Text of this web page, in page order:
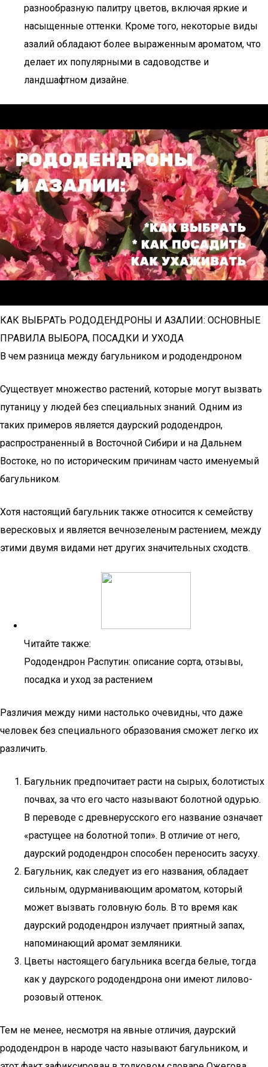
разнообразную палитру цветов, включая яркие и
насыщенные оттенки. Кроме того, некоторые виды
азалий обладают более выраженным ароматом, что
делает их популярными в садоводстве и
ландшафтном дизайне.
КАК ВЫБРАТЬ РОДОДЕНДРОНЫ И АЗАЛИИ: ОСНОВНЫЕ
ПРАВИЛА ВЫБОРА, ПОСАДКИ И УХОДА
В чем разница между багульником и рододендроном
Существует множество растений, которые могут вызвать
путаницу у людей без специальных знаний. Одним из
таких примеров является даурский рододендрон,
распространенный в Восточной Сибири и на Дальнем
Востоке, но по историческим причинам часто именуемый
багульником.
Хотя настоящий багульник также относится к семейству
вересковых и является вечнозеленым растением, между
этими двумя видами нет других значительных сходств.
Читайте также:
Рододендрон Распутин: описание сорта, отзывы,
посадка и уход за растением
Различия между ними настолько очевидны, что даже
человек без специального образования сможет легко их
различить.
Багульник предпочитает расти на сырых, болотистых
почвах, за что его часто называют болотной одурью.
В переводе с древнерусского его название означает
«растущее на болотной топи». В отличие от него,
даурский рододендрон способен переносить засуху.
Багульник, как следует из его названия, обладает
сильным, одурманивающим ароматом, который
может вызвать головную боль. В то время как
даурский рододендрон излучает приятный запах,
напоминающий аромат земляники.
Цветы настоящего багульника всегда белые, тогда
как у даурского рододендрона они имеют лилово-
розовый оттенок.
Тем не менее, несмотря на явные отличия, даурский
рододендрон в народе часто называют багульником, и